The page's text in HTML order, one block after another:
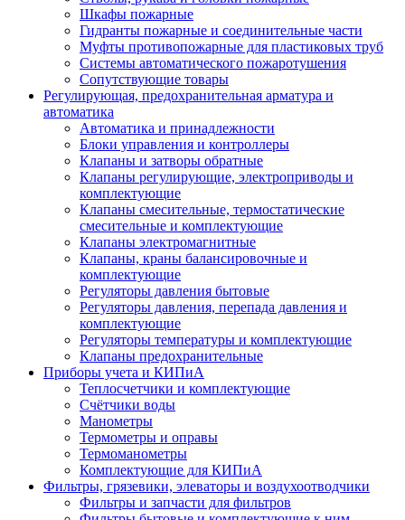
Шкафы пожарные
Гидранты пожарные и соединительные части
Муфты противопожарные для пластиковых труб
Системы автоматического пожаротушения
Сопутствующие товары
Регулирующая, предохранительная арматура и
автоматика
Автоматика и принадлежности
Блоки управления и контроллеры
Клапаны и затворы обратные
Клапаны регулирующие, электроприводы и
комплектующие
Клапаны смесительные, термостатические
смесительные и комплектующие
Клапаны электромагнитные
Клапаны, краны балансировочные и
комплектующие
Регуляторы давления бытовые
Регуляторы давления, перепада давления и
комплектующие
Регуляторы температуры и комплектующие
Клапаны предохранительные
Приборы учета и КИПиА
Теплосчетчики и комплектующие
Счётчики воды
Манометры
Термометры и оправы
Термоманометры
Комплектующие для КИПиА
Фильтры, грязевики, элеваторы и воздухоотводчики
Фильтры и запчасти для фильтров